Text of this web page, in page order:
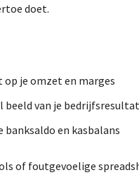
doet.
je omzet en marges
beeld van je
banksaldo en kasbalans
of foutgevoelige